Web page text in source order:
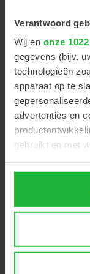
Verantwoord
Wij en onze
gegevens (bijv.
technologieën
apparaat op te
advertenties en
gebruikt en met
Als u het
Informatie
die tot een
op
Lees meer over
verwerkt en stel
De
beelden met
essentieel is
afwijkingen
glaucoom.
De camera
mydriatisch),
voor de patiënt
en compatibel
(EPD), inclusief
Ideaal voor
huisartsen,